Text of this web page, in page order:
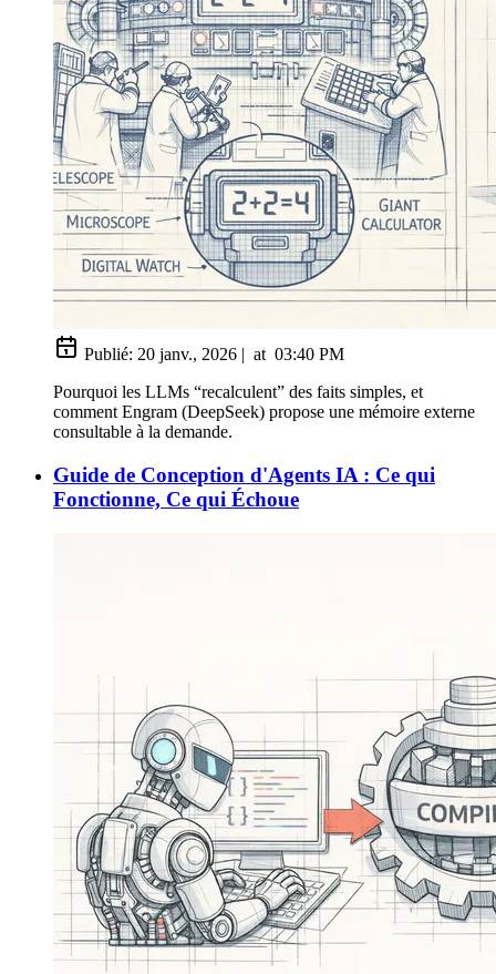
Publié: 20 janv., 2026 | at 03:40 PM
Pourquoi les LLMs “recalculent” des faits simples, et
comment Engram (DeepSeek) propose une mémoire externe
consultable à la demande.
Guide de Conception d'Agents IA : Ce qui
Fonctionne, Ce qui Échoue